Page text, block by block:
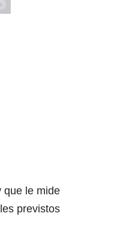
que le mide
previstos